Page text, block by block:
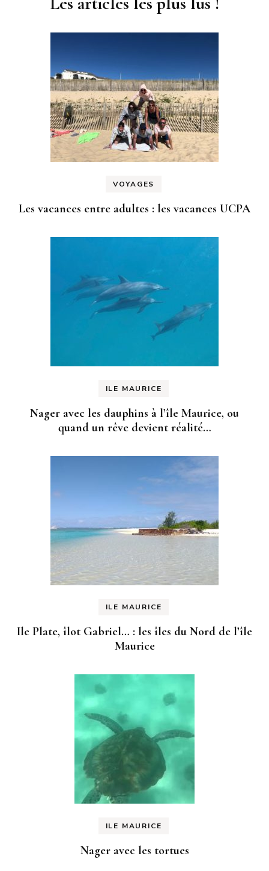
VOYAGES
Les vacances entre adultes : les vacances UCPA
ILE MAURICE
Nager avec les dauphins à l’île Maurice, ou
quand un rêve devient réalité…
ILE MAURICE
Ile Plate, îlot Gabriel… : les îles du Nord de l’île
Maurice
ILE MAURICE
Nager avec les tortues